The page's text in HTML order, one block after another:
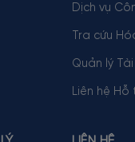
Dịch vụ
Tra cứu
Quản lý
Liên hệ Hỗ